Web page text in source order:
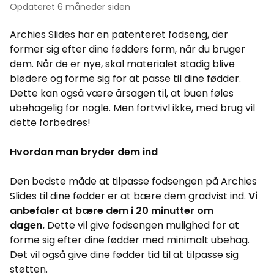
Opdateret 6 måneder siden
Archies Slides har en patenteret fodseng, der
former sig efter dine fødders form, når du bruger
dem. Når de er nye, skal materialet stadig blive
blødere og forme sig for at passe til dine fødder.
Dette kan også være årsagen til, at buen føles
ubehagelig for nogle. Men fortvivl ikke, med brug vil
dette forbedres!
Hvordan man bryder dem ind
Den bedste måde at tilpasse fodsengen på Archies
Slides til dine fødder er at bære dem gradvist ind. Vi
anbefaler at bære dem i 20 minutter om
dagen. Dette vil give fodsengen mulighed for at
forme sig efter dine fødder med minimalt ubehag.
Det vil også give dine fødder tid til at tilpasse sig
støtten.